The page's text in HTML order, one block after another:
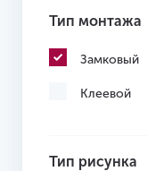
Тип монтажа
Замковый
Клеевой
Тип рисунка